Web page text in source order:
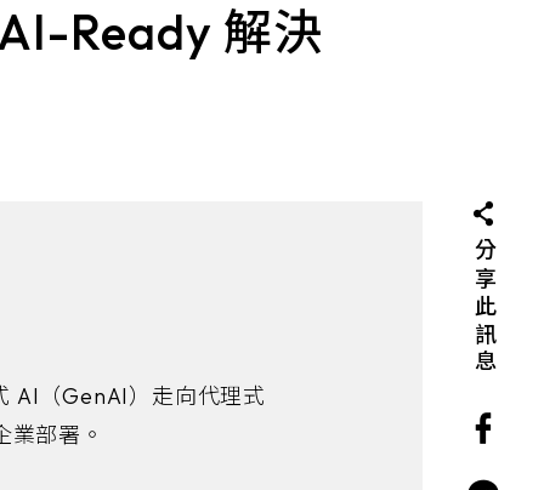
會查找線上及離線
端點行為以辨識風險和
Ready 解決
AI（GenAI）走向代理式
部署。
分享此訊息